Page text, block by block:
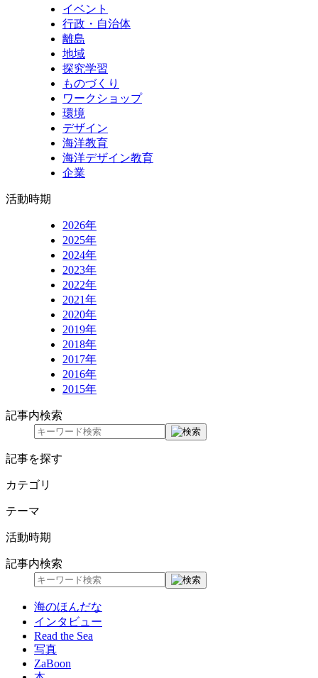
イベント
行政・自治体
離島
地域
探究学習
ものづくり
ワークショップ
環境
デザイン
海洋教育
海洋デザイン教育
企業
活動時期
2026年
2025年
2024年
2023年
2022年
2021年
2020年
2019年
2018年
2017年
2016年
2015年
記事内検索
記事を探す
カテゴリ
テーマ
活動時期
記事内検索
海のほんだな
インタビュー
Read the Sea
写真
ZaBoon